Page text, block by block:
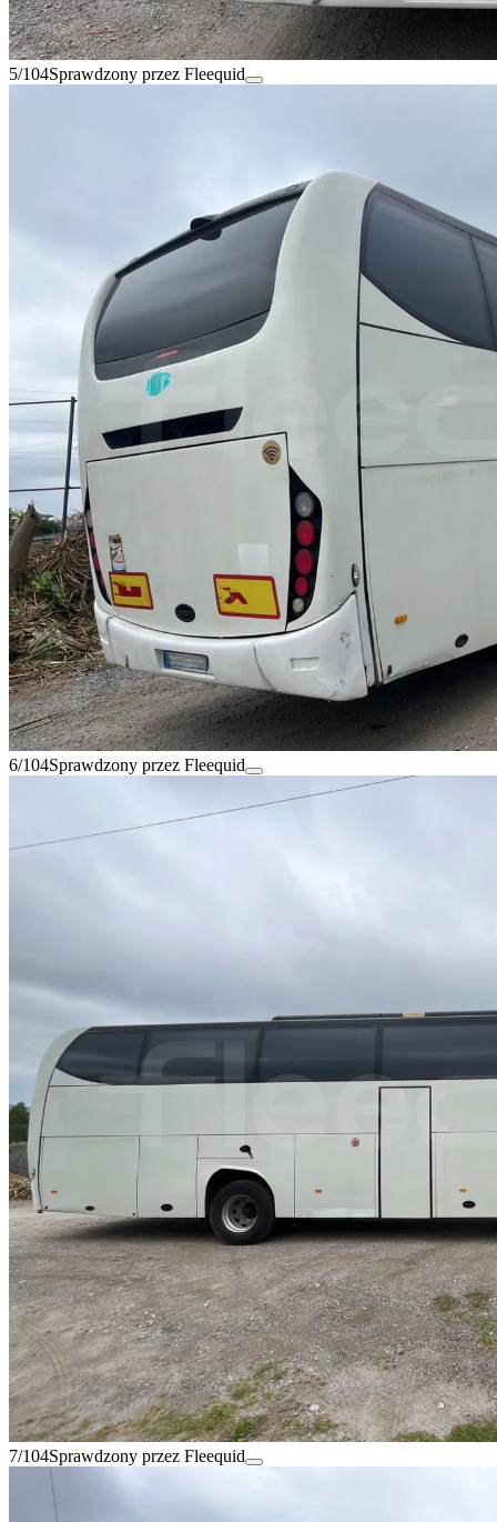
5/104Sprawdzony przez Fleequid
6/104Sprawdzony przez Fleequid
7/104Sprawdzony przez Fleequid